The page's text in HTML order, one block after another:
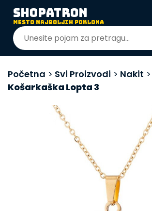
SHOPATRON
MESTO NAJBOLJIH POKLONA
Početna > Svi Proizvodi > Nakit >
Košarkaška Lopta 3